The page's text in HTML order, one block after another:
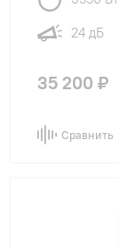
24 дБ
35 200 ₽
Сравнить